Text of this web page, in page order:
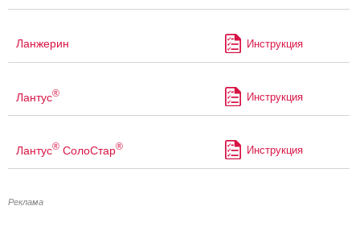
Ланжерин Инструкция
Лантус® Инструкция
Лантус® СолоСтар® Инструкция
Реклама